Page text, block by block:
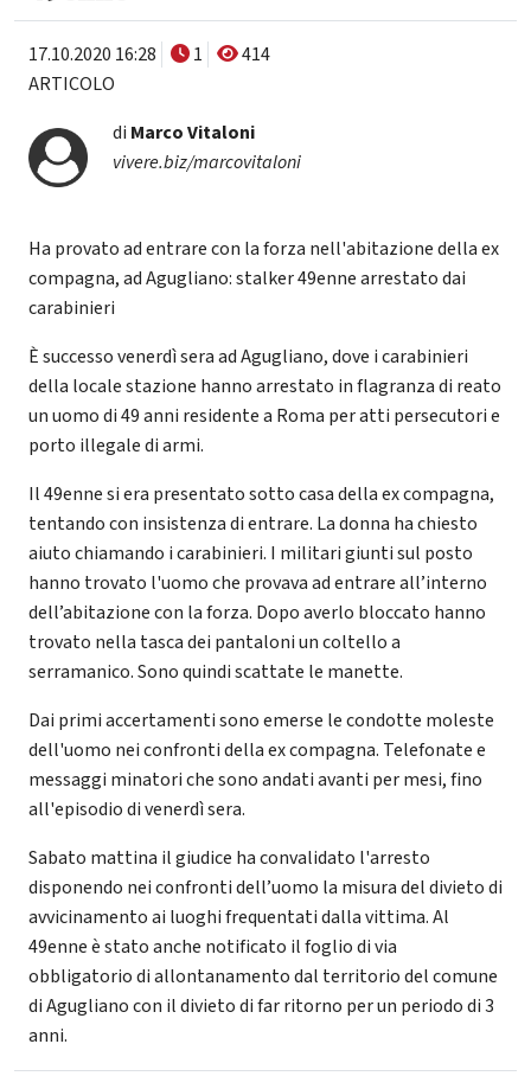
17.10.2020 16:28 1
414
ARTICOLO
di Marco Vitaloni
vivere.biz/marcovitaloni
Ha provato ad entrare con la forza nell'abitazione della ex
compagna, ad Agugliano: stalker 49enne arrestato dai
carabinieri
È successo venerdì sera ad Agugliano, dove i carabinieri
della locale stazione hanno arrestato in flagranza di reato
un uomo di 49 anni residente a Roma per atti persecutori e
porto illegale di armi.
Il 49enne si era presentato sotto casa della ex compagna,
tentando con insistenza di entrare. La donna ha chiesto
aiuto chiamando i carabinieri. I militari giunti sul posto
hanno trovato l'uomo che provava ad entrare all’interno
dell’abitazione con la forza. Dopo averlo bloccato hanno
trovato nella tasca dei pantaloni un coltello a
serramanico. Sono quindi scattate le manette.
Dai primi accertamenti sono emerse le condotte moleste
dell'uomo nei confronti della ex compagna. Telefonate e
messaggi minatori che sono andati avanti per mesi, fino
all'episodio di venerdì sera.
Sabato mattina il giudice ha convalidato l'arresto
disponendo nei confronti dell’uomo la misura del divieto di
avvicinamento ai luoghi frequentati dalla vittima. Al
49enne è stato anche notificato il foglio di via
obbligatorio di allontanamento dal territorio del comune
di Agugliano con il divieto di far ritorno per un periodo di 3
anni.